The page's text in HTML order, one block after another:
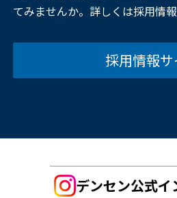
てみませんか。詳しくは採用情
採用情報サ
デンセン公式イ